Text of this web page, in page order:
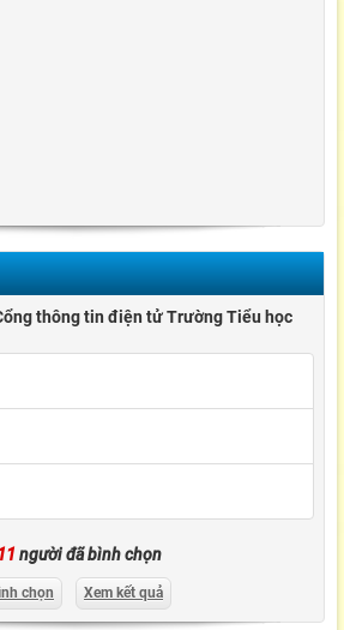
thông tin điện tử Trường Tiểu học
người đã bình chọn
chọn Xem kết quả